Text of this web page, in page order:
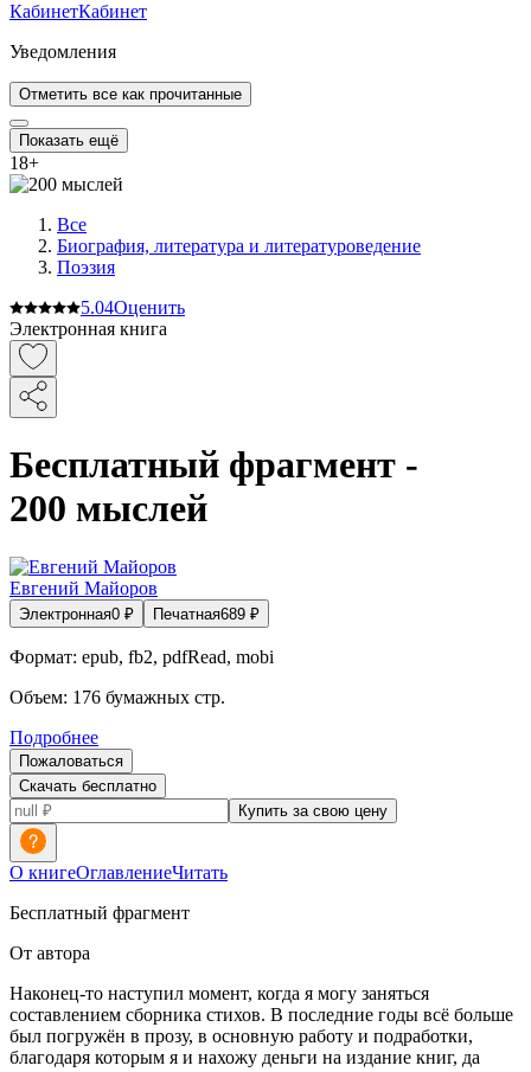
КабинетКабинет
Уведомления
Отметить все как прочитанные
Показать ещё
18+
Все
Биография, литература и литературоведение
Поэзия
5.04Оценить
Электронная книга
Бесплатный фрагмент -
200 мыслей
Евгений Майоров
Электронная0 ₽ Печатная689 ₽
Формат: epub, fb2, pdfRead, mobi
Объем: 176 бумажных стр.
Подробнее
Пожаловаться
Скачать бесплатно
Купить за свою цену
О книгеОглавлениеЧитать
Бесплатный фрагмент
От автора
Наконец-то наступил момент, когда я могу заняться
составлением сборника стихов. В последние годы всё больше
был погружён в прозу, в основную работу и подработки,
благодаря которым я и нахожу деньги на издание книг, да